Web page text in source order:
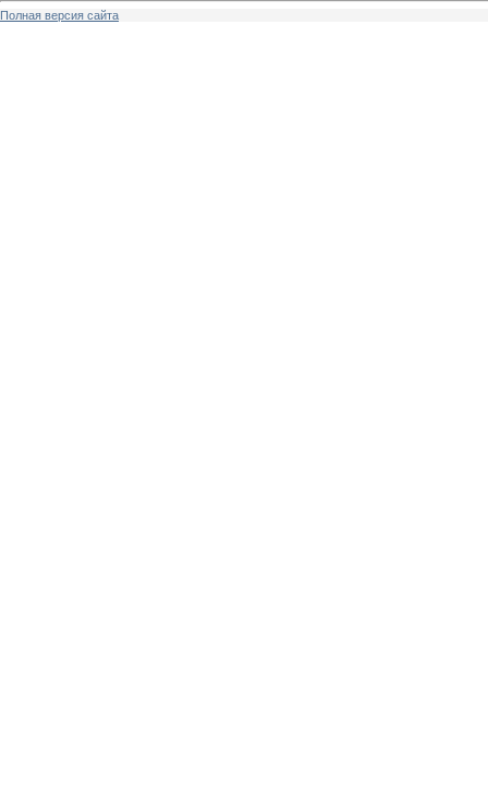
Полная версия сайта